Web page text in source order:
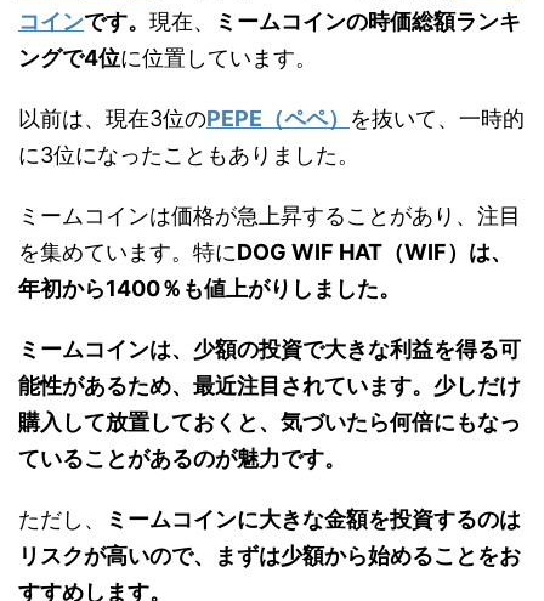
コインです。 現在、
ミームコインの時価総額ランキ
ングで4位に位置しています。
以前は、現在3位のPEPE（ペペ） を抜いて、一時的
に3位になったこともありました。
ミームコインは価格が急上昇することがあり、注目
を集めています。特にDOG WIF HAT（WIF）は、
年初から1400％も値上がりしました。
ミームコインは、少額の投資で大きな利益を得る可
能性があるため、最近注目されています。少しだけ
購入して放置しておくと、気づいたら何倍にもなっ
ていることがあるのが魅力です。
ただし、
ミームコインに大きな金額を投資するのは
リスクが高いので、まずは少額から始めることをお
すすめします。